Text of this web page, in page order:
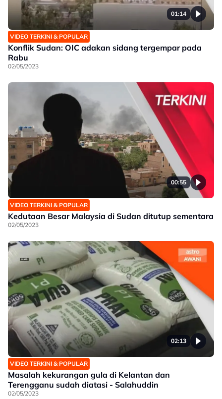
01:14
VIDEO TERKINI & POPULAR
Konflik Sudan: OIC adakan sidang tergempar pada
Rabu
02/05/2023
00:55
VIDEO TERKINI & POPULAR
Kedutaan Besar Malaysia di Sudan ditutup sementara
02/05/2023
02:13
VIDEO TERKINI & POPULAR
Masalah kekurangan gula di Kelantan dan
Terengganu sudah diatasi - Salahuddin
02/05/2023